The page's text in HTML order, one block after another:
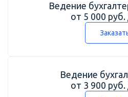
Ведение
от 5 000
Ведение
от 3 900